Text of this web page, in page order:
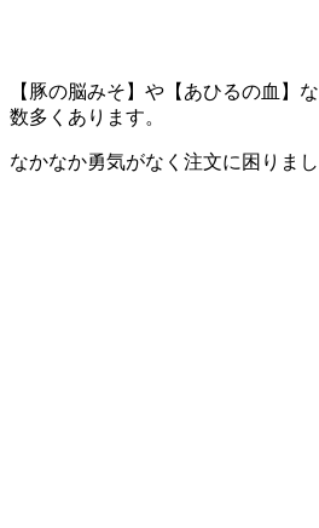
【豚の脳みそ】や【あひるの血】
数多くあります。
なかなか勇気がなく注文に困りまし